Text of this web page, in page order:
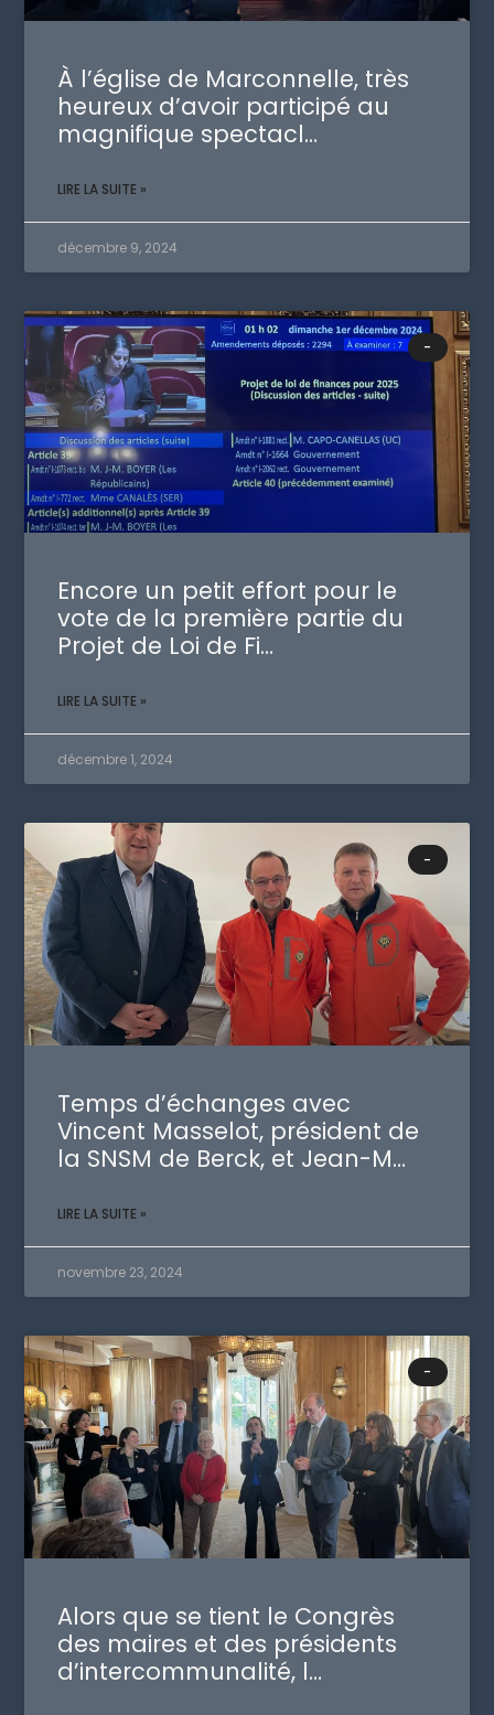
À l’église de Marconnelle, très
heureux d’avoir participé au
magnifique spectacl…
LIRE LA SUITE »
décembre 9, 2024
-
Encore un petit effort pour le
vote de la première partie du
Projet de Loi de Fi…
LIRE LA SUITE »
décembre 1, 2024
-
Temps d’échanges avec
Vincent Masselot, président de
la SNSM de Berck, et Jean-M…
LIRE LA SUITE »
novembre 23, 2024
-
Alors que se tient le Congrès
des maires et des présidents
d’intercommunalité, l…